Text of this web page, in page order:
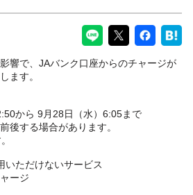
響で、JAバンク口座からのチャージが
ます。
から 9月28日（水）6:05まで
後する場合があります。
いただけないサービス
ージ